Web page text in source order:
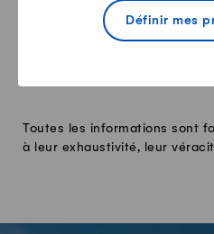
Définir mes
079 799 58 09
Toutes les informations sont
à leur exhaustivité, leur